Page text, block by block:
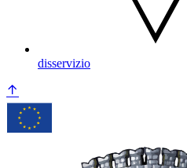
disservizio